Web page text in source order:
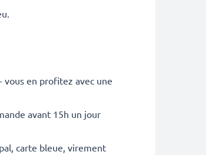
vous en profitez avec une
avant 15h un jour
carte bleue, virement